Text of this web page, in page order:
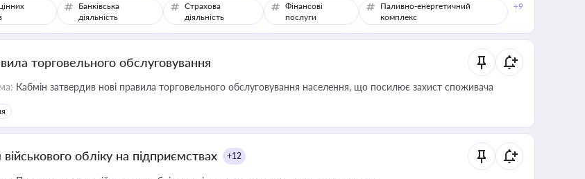
Банківська
діяльність
Страхова
діяльність
Фінансові
послуги
Паливно-енергетичний
комплекс
+9
торговельного обслуговування
Кабмін затвердив нові правила торговельного обслуговування населення, що посилює захист споживача
обліку на підприємствах +12